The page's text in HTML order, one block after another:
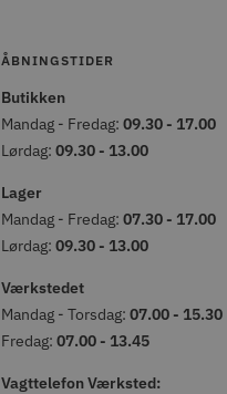
ÅBNINGSTIDER
Butikken
Mandag - Fredag: 09.30 - 17.00
Lørdag: 09.30 - 13.00
Lager
Mandag - Fredag: 07.30 - 17.00
Lørdag: 09.30 - 13.00
Værkstedet
Mandag - Torsdag: 07.00 - 15.30
Fredag: 07.00 - 13.45
Vagttelefon Værksted: